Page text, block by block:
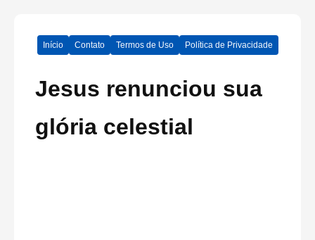
Início Contato Termos de Uso Política de Privacidade
Jesus renunciou sua
glória celestial